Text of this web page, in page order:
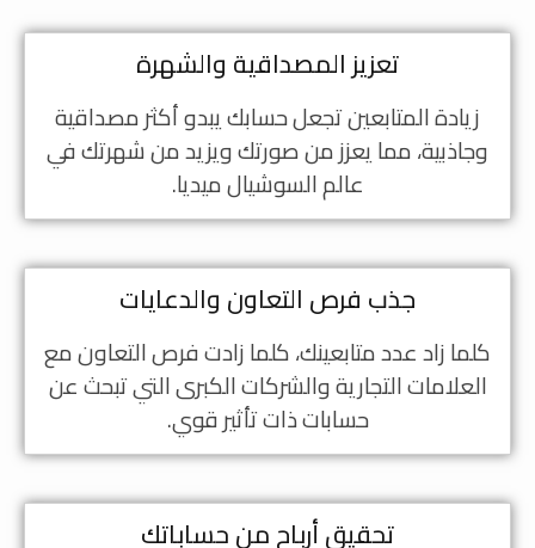
تعزيز المصداقية والشهرة
زيادة المتابعين تجعل حسابك يبدو أكثر مصداقية
وجاذبية، مما يعزز من صورتك ويزيد من شهرتك في
عالم السوشيال ميديا.
جذب فرص التعاون والدعايات
كلما زاد عدد متابعينك، كلما زادت فرص التعاون مع
العلامات التجارية والشركات الكبرى التي تبحث عن
حسابات ذات تأثير قوي.
تحقيق أرباح من حساباتك